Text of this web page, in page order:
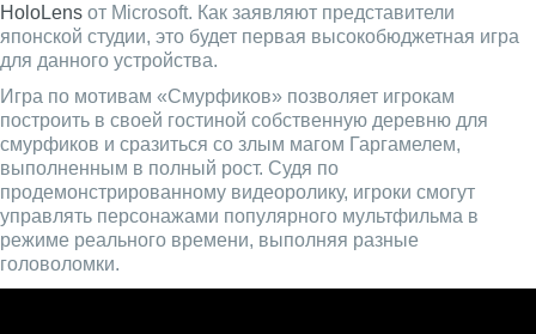
HoloLens от Microsoft. Как заявляют представители
японской студии, это будет первая высокобюджетная игра
для данного устройства.
Игра по мотивам «Смурфиков» позволяет игрокам
построить в своей гостиной собственную деревню для
смурфиков и сразиться со злым магом Гаргамелем,
выполненным в полный рост. Судя по
продемонстрированному видеоролику, игроки смогут
управлять персонажами популярного мультфильма в
режиме реального времени, выполняя разные
головоломки.